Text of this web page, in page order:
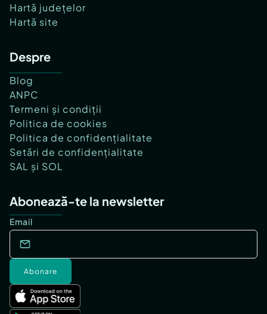
Hartă județelor
Hartă site
Despre
Blog
ANPC
Termeni și condiții
Politica de cookies
Politica de confidențialitate
Setări de confidențialitate
SAL și SOL
Abonează-te la newsletter
Email
Abonare